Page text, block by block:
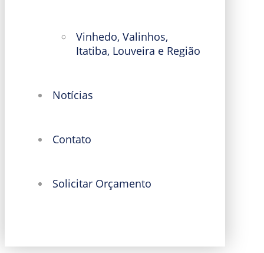
Vinhedo, Valinhos,
Itatiba, Louveira e Região
Notícias
Contato
Solicitar Orçamento